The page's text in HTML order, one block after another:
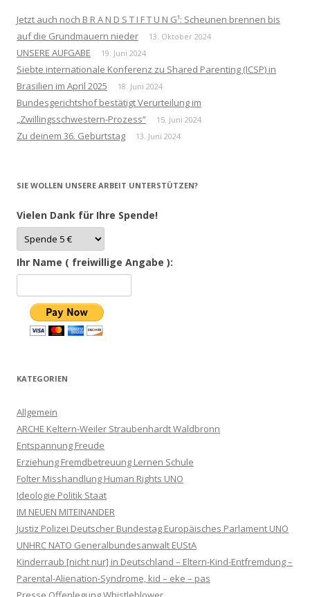
Jetzt auch noch B R A N D S T I F T U N G¹: Scheunen brennen bis
auf die Grundmauern nieder
13. Oktober 2024
UNSERE AUFGABE 19. Juni 2024
Siebte internationale Konferenz zu Shared Parenting (ICSP) in
Brasilien im April 2025
18. Juni 2024
Bundesgerichtshof bestätigt Verurteilung im
„Zwillingsschwestern-Prozess“
15. Juni 2024
Zu deinem 36. Geburtstag 13. Juni 2024
SIE WOLLEN UNSERE ARBEIT UNTERSTÜTZEN?
Vielen Dank für Ihre Spende!
Ihr Name ( freiwillige Angabe ):
KATEGORIEN
Allgemein
ARCHE Keltern-Weiler Straubenhardt Waldbronn
Entspannung Freude
Erziehung Fremdbetreuung Lernen Schule
Folter Misshandlung Human Rights UNO
Ideologie Politik Staat
IM NEUEN MITEINANDER
Justiz Polizei Deutscher Bundestag Europäisches Parlament UNO
UNHRC NATO Generalbundesanwalt EUStA
Kinderraub [nicht nur] in Deutschland – Eltern-Kind-Entfremdung –
Parental-Alienation-Syndrome, kid – eke – pas